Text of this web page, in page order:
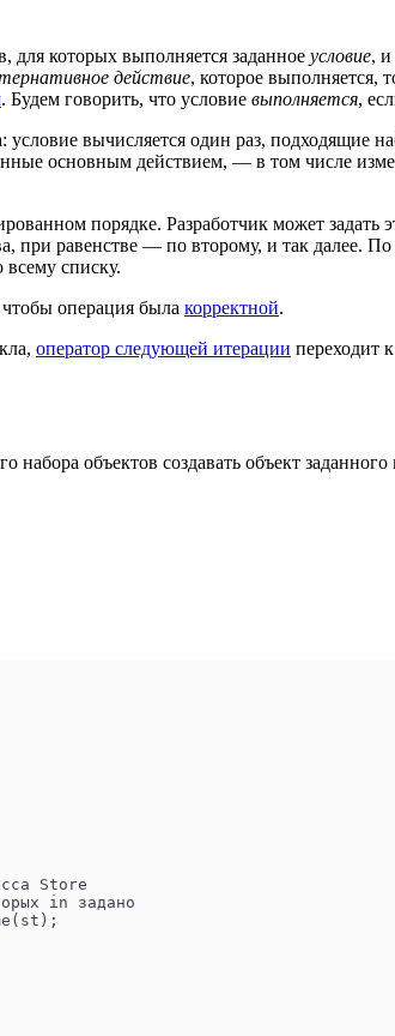
для которых выполняется заданное условие, и
действие, которое выполняется,
. Будем говорить, что условие выполняется,
вычисляется один раз, подходящие
основным действием, — в том числе
порядке. Разработчик может задать
при равенстве — по второму, и так далее.
списку.
операция была корректной.
оператор следующей итерации переходит
объектов создавать объект заданного
Store
in задано